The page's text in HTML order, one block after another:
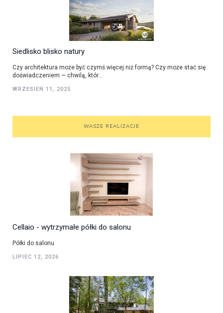
Siedlisko blisko natury
Czy architektura może być czymś więcej niż formą? Czy może stać się
doświadczeniem — chwilą, któr...
WRZESIEŃ 11, 2025
WASZE REALIZACJE
Cellaio - wytrzymałe półki do salonu
Półki do salonu
LIPIEC 12, 2026